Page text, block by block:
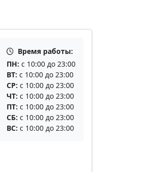
Время работы:
ПН: с 10:00 до 23:00
ВТ: с 10:00 до 23:00
СР: с 10:00 до 23:00
ЧТ: с 10:00 до 23:00
ПТ: с 10:00 до 23:00
СБ: с 10:00 до 23:00
ВС: с 10:00 до 23:00